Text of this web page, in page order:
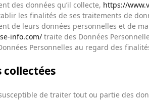
des données qu’il collecte, https://
les finalités de ses traitements de
de leurs données personnelles et de
info.com/ traite des Données
Personnelles au regard des
collectées
de traiter tout ou partie des